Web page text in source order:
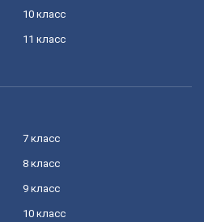
10 класс
11 класс
7 класс
8 класс
9 класс
10 класс